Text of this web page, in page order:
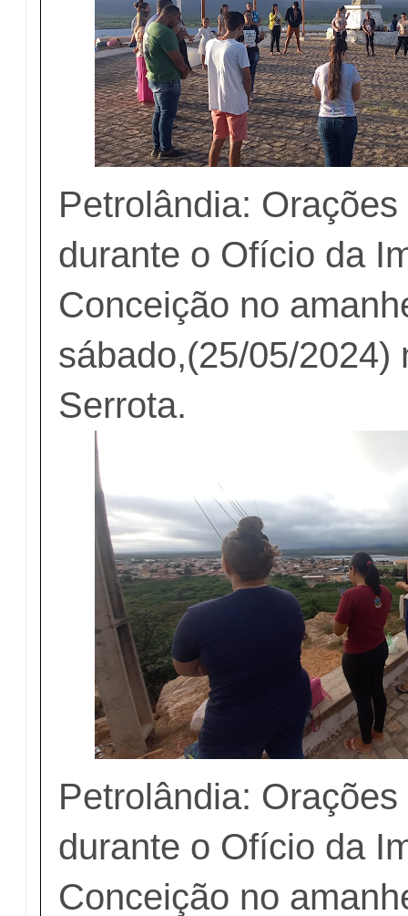
Petrolândia:
durante o Ofício da
Conceição no
sábado,(25/05/2024)
Serrota.
Petrolândia:
durante o Ofício da
Conceição no